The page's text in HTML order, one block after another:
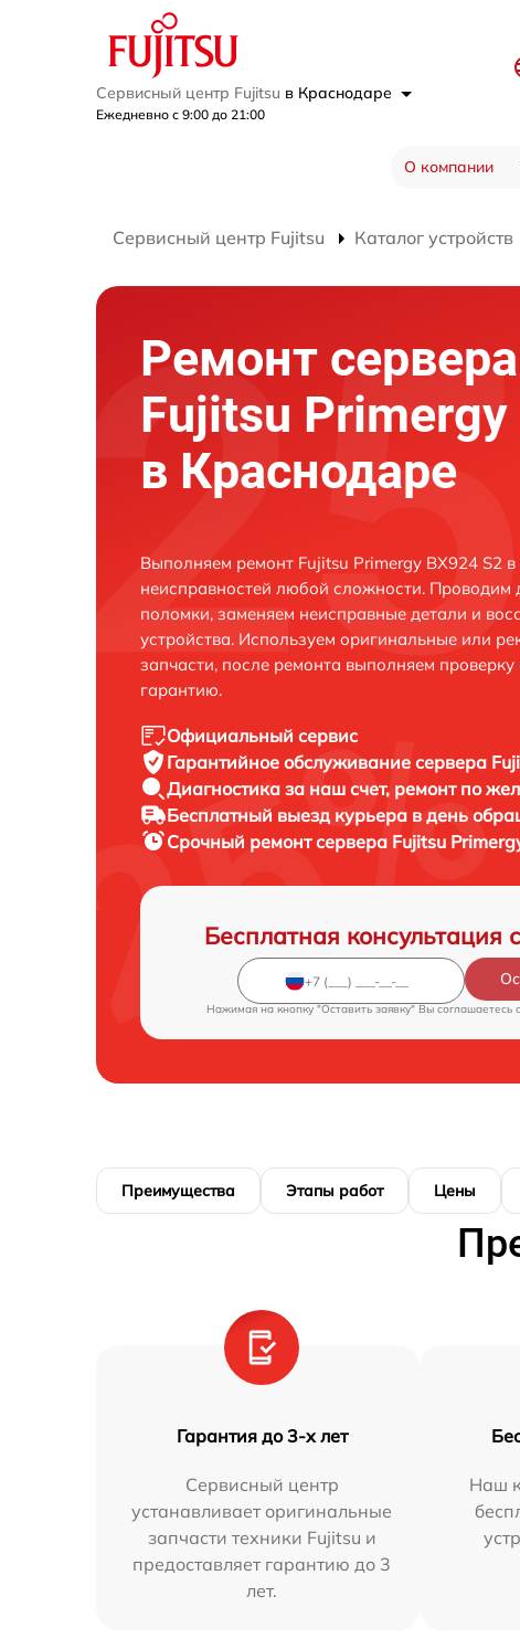
Сервисный центр Fujitsu в Краснодаре
Ежедневно с 9:00 до 21:00
О компании
Сервисный центр Fujitsu Каталог устройств
Ремонт сервера
Fujitsu Primergy
в Краснодаре
Выполняем ремонт Fujitsu Primergy BX924 S2
неисправностей любой сложности. Проводим
поломки, заменяем неисправные детали и
устройства. Используем оригинальные или
запчасти, после ремонта выполняем
гарантию.
Официальный сервис
Гарантийное обслуживание сервера
Диагностика за наш счет, ремонт по
Бесплатный выезд курьера в день
Срочный ремонтсервера Fujitsu
Бесплатная консультация
Нажимая на кнопку "Оставить заявку" Вы соглашаетесь c
Преимущества Этапы работ Цены
Гарантия до 3-х лет
Сервисный центр
устанавливает оригинальные
запчасти техники Fujitsu и
предоставляет гарантию до 3
лет.
Наш